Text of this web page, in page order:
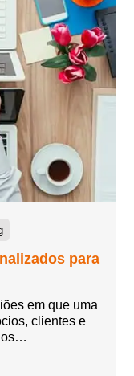
para
em que uma
clientes e